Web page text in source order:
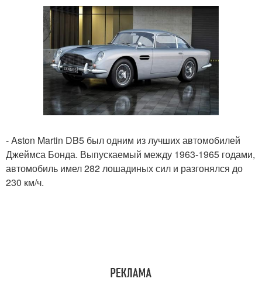
- Aston Martin DB5 был одним из лучших автомобилей
Джеймса Бонда. Выпускаемый между 1963-1965 годами,
автомобиль имел 282 лошадиных сил и разгонялся до
230 км/ч.